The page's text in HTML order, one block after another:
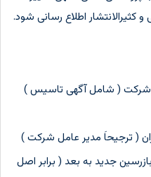
کثیرالانتشار اطلاع رسانی شود.
شرکت ( شامل آگهی تاسیس )
( ترجیحاَ مدیر عامل شرکت )
جدید به بعد ( برابر اصل